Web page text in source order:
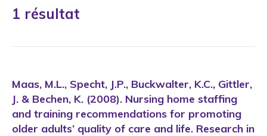
1 résultat
Maas, M.L., Specht, J.P., Buckwalter, K.C., Gittler,
J. & Bechen, K. (2008). Nursing home staffing
and training recommendations for promoting
older adults’ quality of care and life. Research in